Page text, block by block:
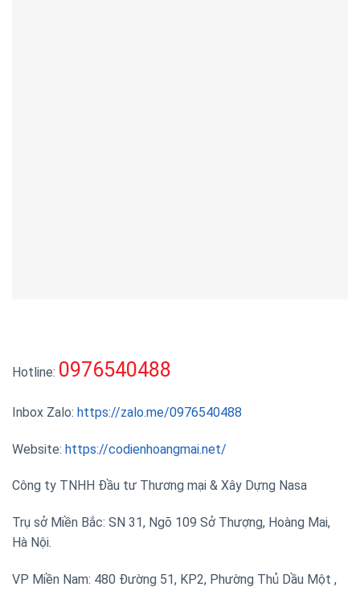
Hotline: 0976540488
Inbox Zalo: https://zalo.me/0976540488
Website: https://codienhoangmai.net/
Công ty TNHH Đầu tư Thương mại & Xây Dựng Nasa
Trụ sở Miền Bắc: SN 31, Ngõ 109 Sở Thượng, Hoàng Mai,
Hà Nội.
VP Miền Nam: 480 Đường 51, KP2, Phường Thủ Dầu Một ,